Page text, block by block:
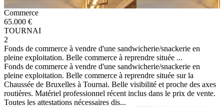
Commerce
65.000 €
TOURNAI
2
Fonds de commerce à vendre d'une sandwicherie/snackerie en
pleine exploitation. Belle commerce à reprendre située ...
Fonds de commerce à vendre d'une sandwicherie/snackerie en
pleine exploitation. Belle commerce à reprendre située sur la
Chaussée de Bruxelles à Tournai. Belle visibilité et proche des axes
routières. Matériel professionnel récent inclus dans le prix de vente.
Toutes les attestations nécessaires dis...